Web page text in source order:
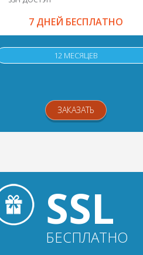
7 ДНЕЙ БЕСПЛАТНО
12 МЕСЯЦЕВ
ЗАКАЗАТЬ
SSL
БЕСПЛАТНО